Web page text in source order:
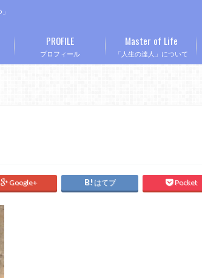
プロフィール
PROFILE
「人生の達人」について
Master of Life
Google+ はてブ Pocket